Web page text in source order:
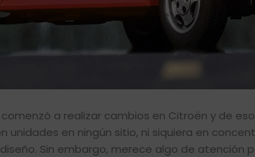
a realizar cambios en Citroën y de
unidades en ningún sitio, ni siquiera en
Sin embargo, merece algo de atención